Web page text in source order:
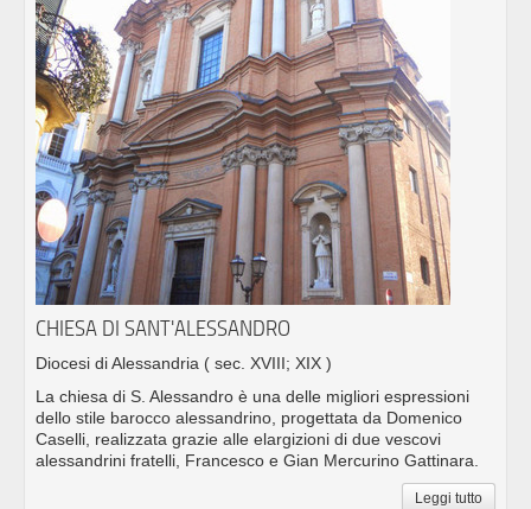
CHIESA DI SANT'ALESSANDRO
Diocesi di Alessandria ( sec. XVIII; XIX )
La chiesa di S. Alessandro è una delle migliori espressioni
dello stile barocco alessandrino, progettata da Domenico
Caselli, realizzata grazie alle elargizioni di due vescovi
alessandrini fratelli, Francesco e Gian Mercurino Gattinara.
Leggi tutto